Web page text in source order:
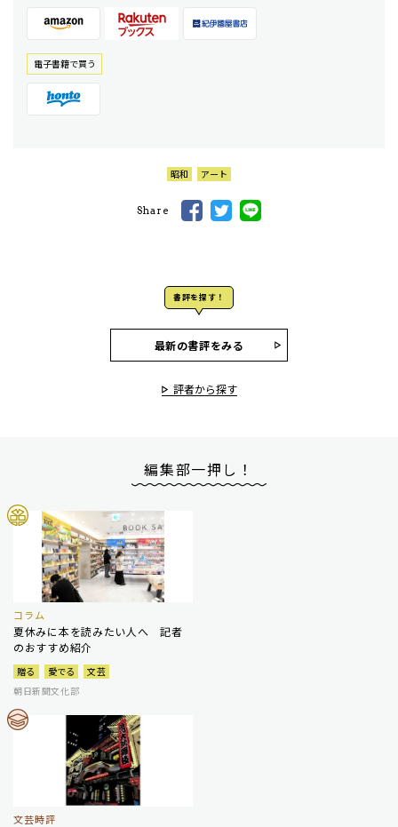
電⼦書籍で買う
昭和 アート
Share
書評を探す！
最新の書評をみる
評者から探す
編集部一押し！
コラム
夏休みに本を読みたい人へ 記者
のおすすめ紹介
贈る 愛でる
文芸
朝日新聞文化部
文芸時評